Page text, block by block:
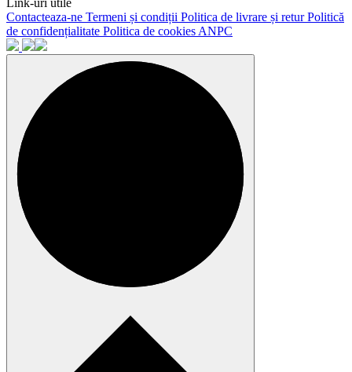
Link-uri utile
Contacteaza-ne Termeni și condiții Politica de livrare și returPolitică
de confidențialitate Politica de cookies ANPC